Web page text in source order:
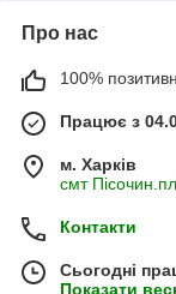
Про нас
100%
Працює з
м. Харків
смт
Контакти
Сьогодні
Показати